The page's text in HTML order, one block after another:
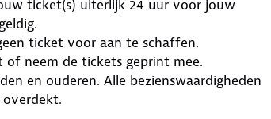
ticket(s) uiterlijk 24 uur voor jouw
ticket voor aan te schaffen.
neem de tickets geprint mee.
en ouderen. Alle bezienswaardigheden